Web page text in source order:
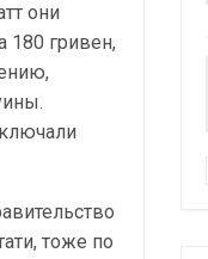
они
180 гривен,
тоже по